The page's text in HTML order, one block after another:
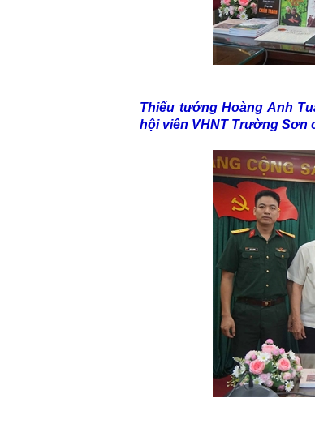
Thiếu tướng Hoàng Anh
hội viên VHNT Trường Sơn